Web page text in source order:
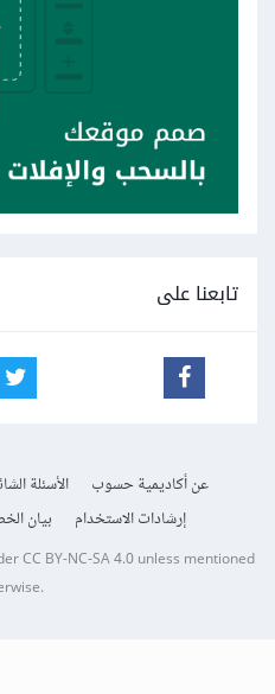
تابعنا على
عن أكاديمية حسوب الأسئلة
إرشادات الاستخدام
بيان
CC BY-NC-SA 4.0unless mentioned